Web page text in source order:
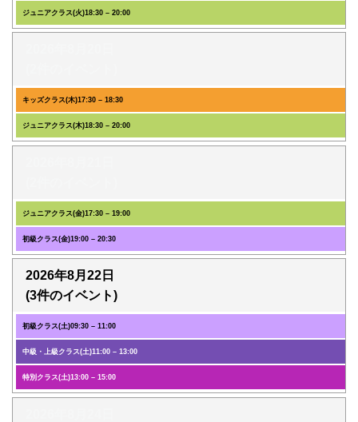
ジュニアクラス(火)18:30 – 20:00
キッズクラス(木)17:30 – 18:30
ジュニアクラス(木)18:30 – 20:00
ジュニアクラス(金)17:30 – 19:00
初級クラス(金)19:00 – 20:30
2026年8月22日
(3件のイベント)
初級クラス(土)09:30 – 11:00
中級・上級クラス(土)11:00 – 13:00
特別クラス(土)13:00 – 15:00